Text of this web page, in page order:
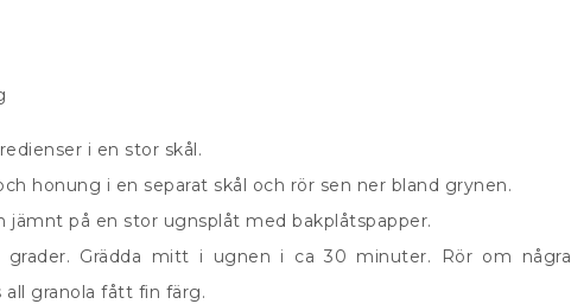
i en stor skål.
honung i en separat skål och rör sen ner bland grynen.
jämnt på en stor ugnsplåt med bakplåtspapper.
grader. Grädda mitt i ugnen i ca 30 minuter. Rör om några
all granola fått fin färg.